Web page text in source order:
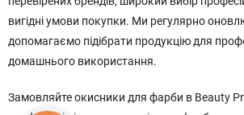
вигідні умови покупки. Ми регулярно
допомагаємо підібрати продукцію для
домашнього використання.
Замовляйте окисники для фарби в Beauty